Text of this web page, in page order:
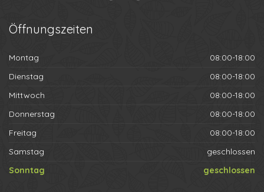
Öffnungszeiten
Montag
08:00-18:00
Dienstag
08:00-18:00
Mittwoch
08:00-18:00
Donnerstag
08:00-18:00
Freitag
08:00-18:00
Samstag
geschlossen
Sonntag
geschlossen